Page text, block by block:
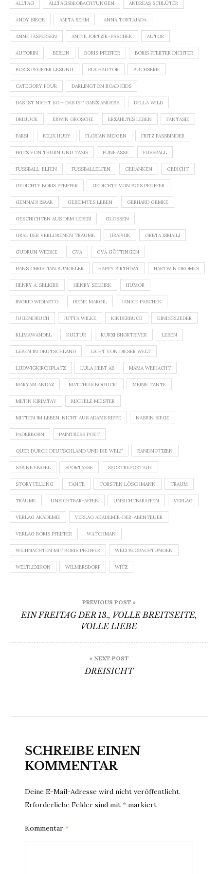
ALLTAG ALLTAGSBEOBACHTUNGEN ANDREAS SCHLÜTER
ANDY SIEGE ANITA REHM ANNA TORTAJADA
ANNE JASPERSEN ANTJE JORTZIK-PASCHEK AUTOR
AUTORIN BERLIN BORIS PFEIFFER BORIS PFEIFFER DICHTER
BORIS PFEIFFER LESUNG BUCHAUTOR BUCHSERIE
CATEGORY FOUR DARLINGTON ROAD KIDS
DAS IST NICHT SO – DAS IST GANZ ANDERS DELLA WILD
DRDJUCK ERWIN GROSCHE ERZÄHLTES LEBEN FANTASIE
FARSI FELIX HUBY FLORIAN MEIGEN FRITZ FASSBINDER
FRITZ VON THURN UND TAXIS FÜNF ASSE FUSSBALL
FUSSBALL-ELFEN FUSSBALLELFEN GEDANKEN GEDICHT
GEDICHTE BORIS PFEIFFER GEDICHTE VON BOIS PFEIFFER
GENNADI ISAAK GEREIMTES LEBEN GERHARD GEMKE
GESCHICHTEN AUS DEM LEBEN GLOSSEN
GRAL DER VERLORENEN TRÄUME GRAPHIK GRETA ISMAILI
GUDRUN WIEBKE GVA GVA GÖTTINGEN
HANS CHRISTIAN RÜNGELER HAPPY BIRTHDAY HARTWIN GROMES
HENRY A. SELKIRK HENRY SELKIRK HUMOR
INGRID WIDIARTO IRENE MARGIL JANICE PASCHEK
JUGENDBUCH JUTTA WILKE KINDERBUCH KINDERLIEDER
KLIMAWANDEL KULTUR KURZI SHORTRIVER LEBEN
LEBEN IN DEUTSCHLAND LICHT VON DIESER WELT
LUDWIGKIRCHPLATZ LULA HEBT AB MAMA WEIHACHT
MARYAM ANDAZ MATTHIAS BOGUCKI MEINE TANTE
METIN KIRIMTAY MICHÈLE MEISTER
MITTEN IM LEBEN. NICHT AUS ADAMS RIPPE NASRIN SIEGE
PADERBORN PAINTRESS POET
QUER DURCH DEUTSCHLAND UND DIE WELT RANDNOTIZEN
SABINE ENGEL SPORTASSE SPORTREPORTAGE
STORYTELLING TANTE TORSTEN LÖSCHMANN TRAUM
TRÄUME UNSICHTBAR-AFFEN UNSICHTBARAFFEN VERLAG
VERLAG AKADEMIE VERLAG AKADEMIE-DER-ABENTEUER
VERLAG BORIS PFEIFFER WATCHMAN
WEIHNACHTEN MIT BORIS PFEIFFER WELTBEOBACHTUNGEN
WELTLEXIKON WILMERSDORF WITZ
PREVIOUS POST »
EIN FREITAG DER 13., VOLLE BREITSEITE,
VOLLE LIEBE
« NEXT POST
DREISICHT
SCHREIBE EINEN
KOMMENTAR
Deine E-Mail-Adresse wird nicht veröffentlicht.
Erforderliche Felder sind mit * markiert
Kommentar *